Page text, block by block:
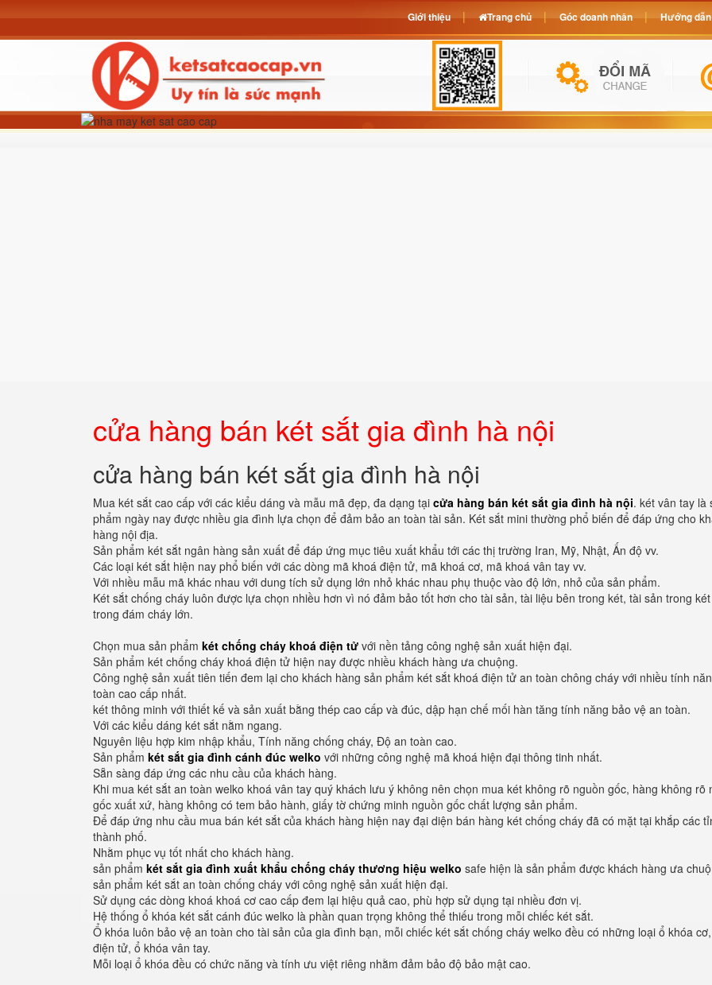
cửa hàng bán két sắt gia đình hà nội
cửa hàng bán két sắt gia đình hà nội
Mua két sắt cao cấp với các kiểu dáng và mẫu mã đẹp, đa dạng tại cửa hàng bán két sắt gia đình hà nội. két vân tay là
phẩm ngày nay được nhiều gia đình lựa chọn để đảm bảo an toàn tài sản. Két sắt mini thường phổ biến để đáp ứng cho
hàng nội địa.
Sản phẩm két sắt ngân hàng sản xuất để đáp ứng mục tiêu xuất khẩu tới các thị trường Iran, Mỹ, Nhật, Ấn độ vv.
Các loại két sắt hiện nay phổ biến với các dòng mã khoá điện tử, mã khoá cơ, mã khoá vân tay vv.
Với nhiều mẫu mã khác nhau với dung tích sử dụng lớn nhỏ khác nhau phụ thuộc vào độ lớn, nhỏ của sản phẩm.
Két sắt chống cháy luôn được lựa chọn nhiều hơn vì nó đảm bảo tốt hơn cho tài sản, tài liệu bên trong két, tài sản trong
trong đám cháy lớn.
Chọn mua sản phẩm két chống cháy khoá điện tử với nền tảng công nghệ sản xuất hiện đại.
Sản phẩm két chống cháy khoá điện tử hiện nay được nhiều khách hàng ưa chuộng.
Công nghệ sản xuất tiên tiến đem lại cho khách hàng sản phẩm két sắt khoá điện tử an toàn chông cháy với nhiều tính
toàn cao cấp nhất.
két thông minh với thiết kế và sản xuất bằng thép cao cấp và đúc, dập hạn chế mối hàn tăng tính năng bảo vệ an toàn.
Với các kiểu dáng két sắt nằm ngang.
Nguyên liệu hợp kim nhập khẩu, Tính năng chống cháy, Độ an toàn cao.
Sản phẩm két sắt gia đình cánh đúc welko với những công nghệ mã khoá hiện đại thông tinh nhất.
Sẵn sàng đáp ứng các nhu cầu của khách hàng.
Khi mua két sắt an toàn welko khoá vân tay quý khách lưu ý không nên chọn mua két không rõ nguồn gốc, hàng không rõ
gốc xuất xứ, hàng không có tem bảo hành, giấy tờ chứng minh nguồn gốc chất lượng sản phẩm.
Để đáp ứng nhu cầu mua bán két sắt của khách hàng hiện nay đại diện bán hàng két chống cháy đã có mặt tại khắp các
thành phố.
Nhằm phục vụ tốt nhất cho khách hàng.
sản phẩm két sắt gia đình xuất khẩu chống cháy thương hiệu welko safe hiện là sản phẩm được khách hàng ưa
sản phẩm két sắt an toàn chống cháy với công nghệ sản xuất hiện đại.
Sử dụng các dòng khoá khoá cơ cao cấp đem lại hiệu quả cao, phù hợp sử dụng tại nhiều đơn vị.
Hệ thống ổ khóa két sắt cánh đúc welko là phần quan trọng không thể thiếu trong mỗi chiếc két sắt.
Ổ khóa luôn bảo vệ an toàn cho tài sản của gia đình bạn, mỗi chiếc két sắt chống cháy welko đều có những loại ổ khóa
điện tử, ổ khóa vân tay.
Mỗi loại ổ khóa đều có chức năng và tính ưu việt riêng nhằm đảm bảo độ bảo mật cao.
Giới thiệu Trang chủ Góc doanh nhân Hướng